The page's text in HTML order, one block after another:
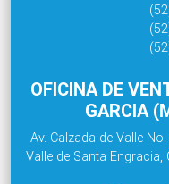
OFICINA DE
GARCIA
Av. Calzada de Valle
Valle de Santa Engracia,